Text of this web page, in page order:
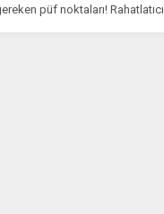
püf noktaları! Rahatlatıcı